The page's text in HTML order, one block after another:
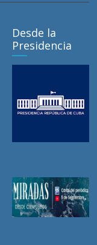
Desde la
Presidencia